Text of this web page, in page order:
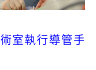
室執行導管手